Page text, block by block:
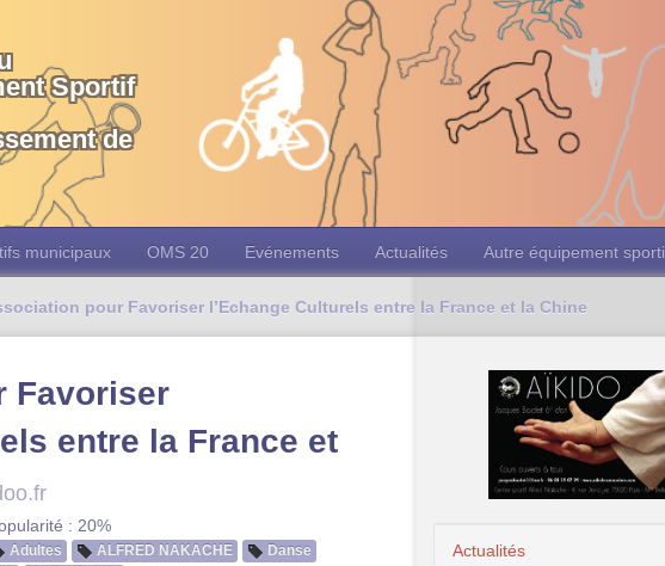
Sportif
de
municipaux OMS 20 Evénements Actualités Autre équipement
pour Favoriser l’Echange Culturels entre la France et la Chine
Favoriser
entre la France et
: 20%
Adultes ALFRED NAKACHE
Danse
Actualités